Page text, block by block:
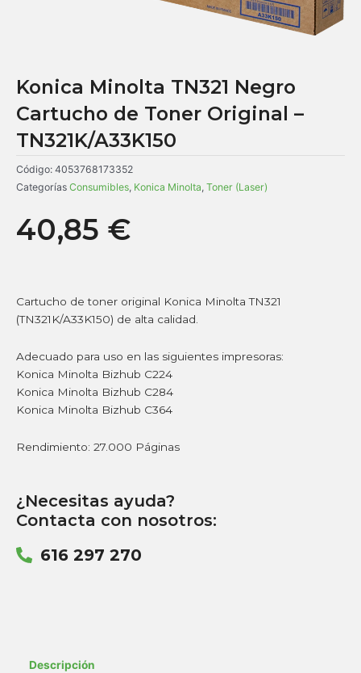
Konica Minolta TN321 Negro
Cartucho de Toner Original –
TN321K/A33K150
Código: 4053768173352
Categorías Consumibles, Konica Minolta, Toner (Laser)
40,85 €
Cartucho de toner original Konica Minolta TN321
(TN321K/A33K150) de alta calidad.
Adecuado para uso en las siguientes impresoras:
Konica Minolta Bizhub C224
Konica Minolta Bizhub C284
Konica Minolta Bizhub C364
Rendimiento: 27.000 Páginas
¿Necesitas ayuda?
Contacta con nosotros:
616 297 270
Descripción